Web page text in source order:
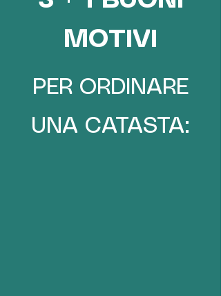
MOTIVI
PER ORDINARE
UNA CATASTA: